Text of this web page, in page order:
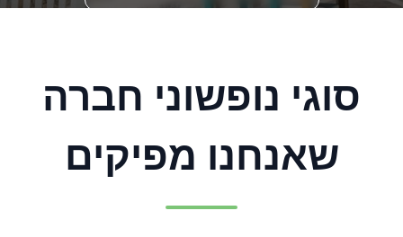
סוגי נופשוני חברה
שאנחנו מפיקים